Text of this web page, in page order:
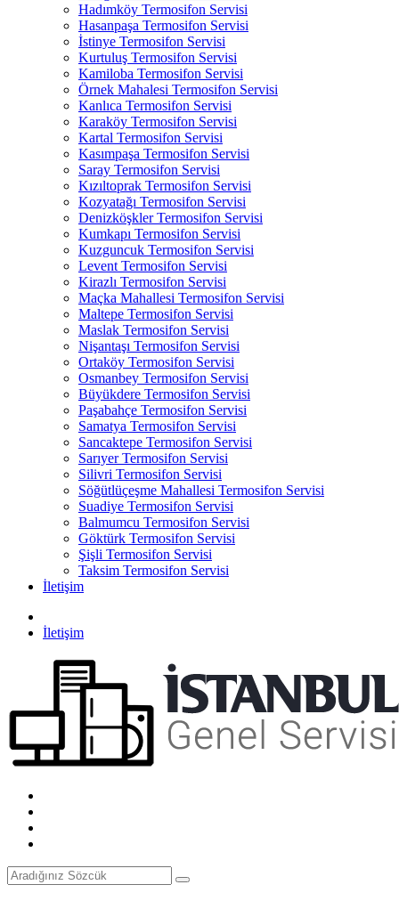
Hadımköy Termosifon Servisi
Hasanpaşa Termosifon Servisi
İstinye Termosifon Servisi
Kurtuluş Termosifon Servisi
Kamiloba Termosifon Servisi
Örnek Mahalesi Termosifon Servisi
Kanlıca Termosifon Servisi
Karaköy Termosifon Servisi
Kartal Termosifon Servisi
Kasımpaşa Termosifon Servisi
Saray Termosifon Servisi
Kızıltoprak Termosifon Servisi
Kozyatağı Termosifon Servisi
Denizköşkler Termosifon Servisi
Kumkapı Termosifon Servisi
Kuzguncuk Termosifon Servisi
Levent Termosifon Servisi
Kirazlı Termosifon Servisi
Maçka Mahallesi Termosifon Servisi
Maltepe Termosifon Servisi
Maslak Termosifon Servisi
Nişantaşı Termosifon Servisi
Ortaköy Termosifon Servisi
Osmanbey Termosifon Servisi
Büyükdere Termosifon Servisi
Paşabahçe Termosifon Servisi
Samatya Termosifon Servisi
Sancaktepe Termosifon Servisi
Sarıyer Termosifon Servisi
Silivri Termosifon Servisi
Söğütlüçeşme Mahallesi Termosifon Servisi
Suadiye Termosifon Servisi
Balmumcu Termosifon Servisi
Göktürk Termosifon Servisi
Şişli Termosifon Servisi
Taksim Termosifon Servisi
İletişim
İletişim